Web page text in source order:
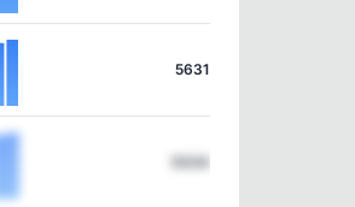
5631
5334